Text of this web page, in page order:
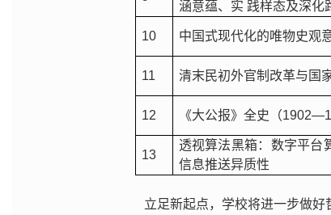
涵意蕴、实 践样态及深化
10 中国式现代化的唯物史观
11 清末民初外官制改革与国
12 《大公报》全史（
13
透视算法黑箱：数字平台
信息推送异质性
立足新起点，学校将进一步做